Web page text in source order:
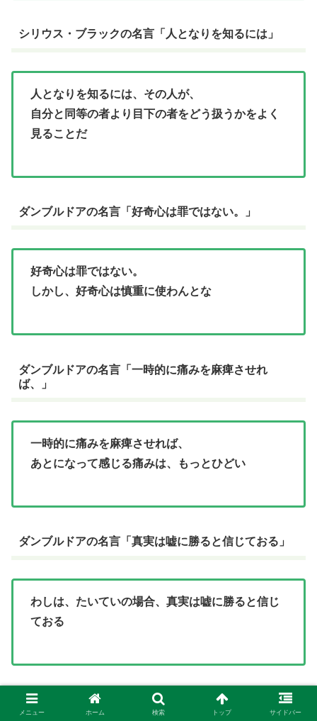
シリウス・ブラックの名言「人となりを知るには」
人となりを知るには、その人が、
自分と同等の者より目下の者をどう扱うかをよく
見ることだ
ダンブルドアの名言「好奇心は罪ではない。」
好奇心は罪ではない。
しかし、好奇心は慎重に使わんとな
ダンブルドアの名言「一時的に痛みを麻痺させれ
ば、」
一時的に痛みを麻痺させれば、
あとになって感じる痛みは、もっとひどい
ダンブルドアの名言「真実は嘘に勝ると信じておる」
わしは、たいていの場合、真実は嘘に勝ると信じ
ておる
ハリー・ポッターと炎のゴ
メニュー ホーム 検索 トップ サイドバー